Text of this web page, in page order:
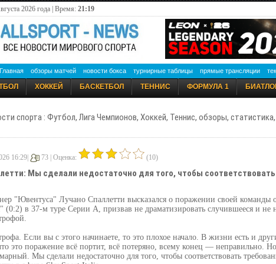
2026 года | Время: 21:19
Главная обзоры матчей новости бокса турнирные таблицы прямые трансляции
ХОККЕЙ БАСКЕТБОЛ ТЕННИС ФОРМУЛА 1
спорта : Футбол, Лига Чемпионов, Хоккей, Теннис, обзоры,
16:29| 73 | Оценка: (10)
Мы сделали недостаточно для того, чтобы
"Ювентуса" Лучано Спаллетти высказался о поражении своей команды
в 37-м туре Серии А, призвав не драматизировать случившееся и не
Если вы с этого начинаете, то это плохое начало. В жизни есть и
это поражение всё портит, всё потеряно, всему конец — неправильно.
Мы сделали недостаточно для того, чтобы соответствовать